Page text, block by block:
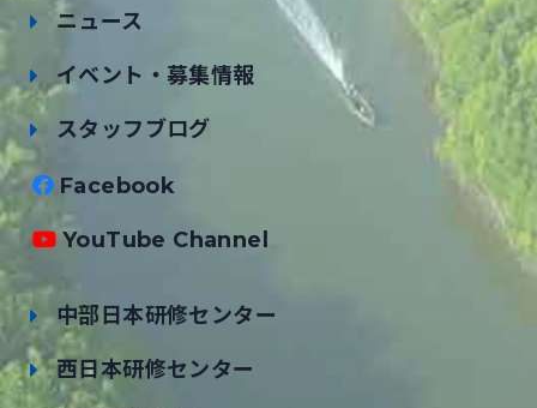
ニュース
イベント・募集情報
スタッフブログ
Facebook
YouTube Channel
中部日本研修センター
西日本研修センター